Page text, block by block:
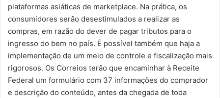
plataformas asiáticas de marketplace. Na prática, os
consumidores serão desestimulados a realizar as
compras, em razão do dever de pagar tributos para o
ingresso do bem no país. É possível também que haja a
implementação de um meio de controle e fiscalização mais
rigorosos. Os Correios terão que encaminhar à Receite
Federal um formulário com 37 informações do comprador
e descrição do conteúdo, antes da chegada de toda